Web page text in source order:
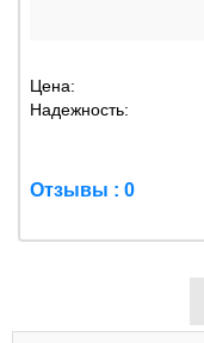
Цена:
Надежность:
Отзывы : 0